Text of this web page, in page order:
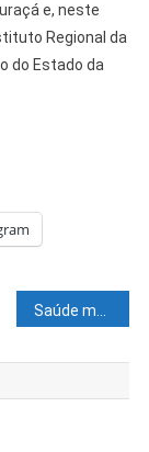
e, neste
Regional da
do Estado da
Saúde mental do trabalhador é tema de audiência pública promovida por Maria Arraes